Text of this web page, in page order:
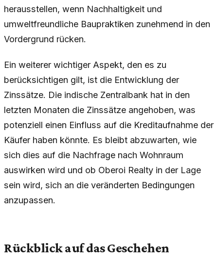
herausstellen, wenn Nachhaltigkeit und
umweltfreundliche Baupraktiken zunehmend in den
Vordergrund rücken.
Ein weiterer wichtiger Aspekt, den es zu
berücksichtigen gilt, ist die Entwicklung der
Zinssätze. Die indische Zentralbank hat in den
letzten Monaten die Zinssätze angehoben, was
potenziell einen Einfluss auf die Kreditaufnahme der
Käufer haben könnte. Es bleibt abzuwarten, wie
sich dies auf die Nachfrage nach Wohnraum
auswirken wird und ob Oberoi Realty in der Lage
sein wird, sich an die veränderten Bedingungen
anzupassen.
Rückblick auf das Geschehen